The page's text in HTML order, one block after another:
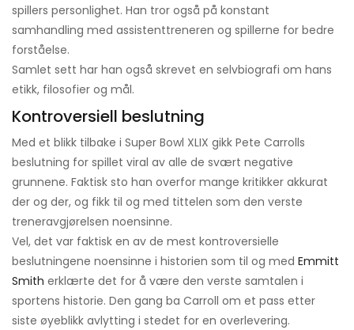
spillers personlighet. Han tror også på konstant
samhandling med assistenttreneren og spillerne for bedre
forståelse.
Samlet sett har han også skrevet en selvbiografi om hans
etikk, filosofier og mål.
Kontroversiell beslutning
Med et blikk tilbake i Super Bowl XLIX gikk Pete Carrolls
beslutning for spillet viral av alle de svært negative
grunnene. Faktisk sto han overfor mange kritikker akkurat
der og der, og fikk til og med tittelen som den verste
treneravgjørelsen noensinne.
Vel, det var faktisk en av de mest kontroversielle
beslutningene noensinne i historien som til og med Emmitt
Smith erklærte det for å være den verste samtalen i
sportens historie. Den gang ba Carroll om et pass etter
siste øyeblikk avlytting i stedet for en overlevering.